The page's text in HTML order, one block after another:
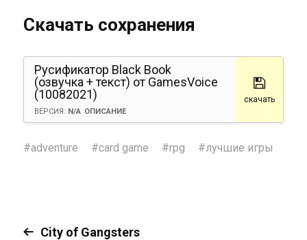
Скачать сохранения
Русификатор Black Book
(озвучка + текст) от GamesVoice
(10082021)
ВЕРСИЯ: N/A ОПИСАНИЕ
скачать
#adventure #card game #rpg #лучшие игры
City of Gangsters